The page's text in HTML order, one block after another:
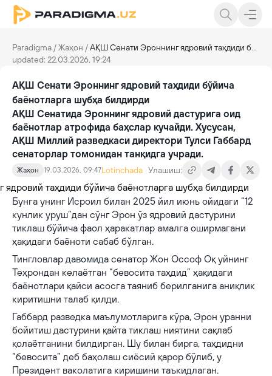
Paradigma /Жаҳон /АҚШ Сенати Эроннинг ядровий таҳдиди бўйича баёнотларга шубҳа билдирди
updated: 22.03.2026, 19:24
АҚШ Сенати Эроннинг ядровий таҳдиди бўйича
баёнотларга шубҳа билдирди
АҚШ Сенатида Эроннинг ядровий дастурига оид
баёнотлар атрофида баҳслар кучайди. Хусусан,
АҚШ Миллий разведкаси директори Тулси Габбард
сенаторлар томонидан танқидга учради.
Жаҳон 19.03.2026, 09:47Lotinchada Улашиш:
Бунга унинг Исроил билан 2025 йил июнь ойидаги “12
кунлик уруш”дан сўнг Эрон ўз ядровий дастурини
тиклаш бўйича фаол ҳаракатлар амалга оширмагани
ҳақидаги баёноти сабаб бўлган.
Тингловлар давомида сенатор Жон Оссоф Оқ уйнинг
Теҳрондан келаётган “бевосита таҳдид” ҳақидаги
баёнотлари қайси асосга таяниб берилганига аниқлик
киритишни талаб қилди.
Габбард разведка маълумотларига кўра, Эрон уранни
бойитиш дастурини қайта тиклаш ниятини сақлаб
қолаётганини билдирган. Шу билан бирга, таҳдидни
“бевосита” деб баҳолаш сиёсий қарор бўлиб, у
Президент ваколатига киришини таъкидлаган.